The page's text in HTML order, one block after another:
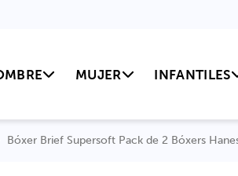
MUJER INFANTILES
Bóxer Brief Supersoft Pack de 2 Bóxers